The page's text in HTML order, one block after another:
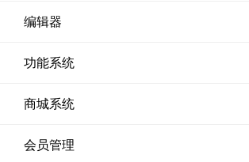
编辑器
功能系统
商城系统
会员管理